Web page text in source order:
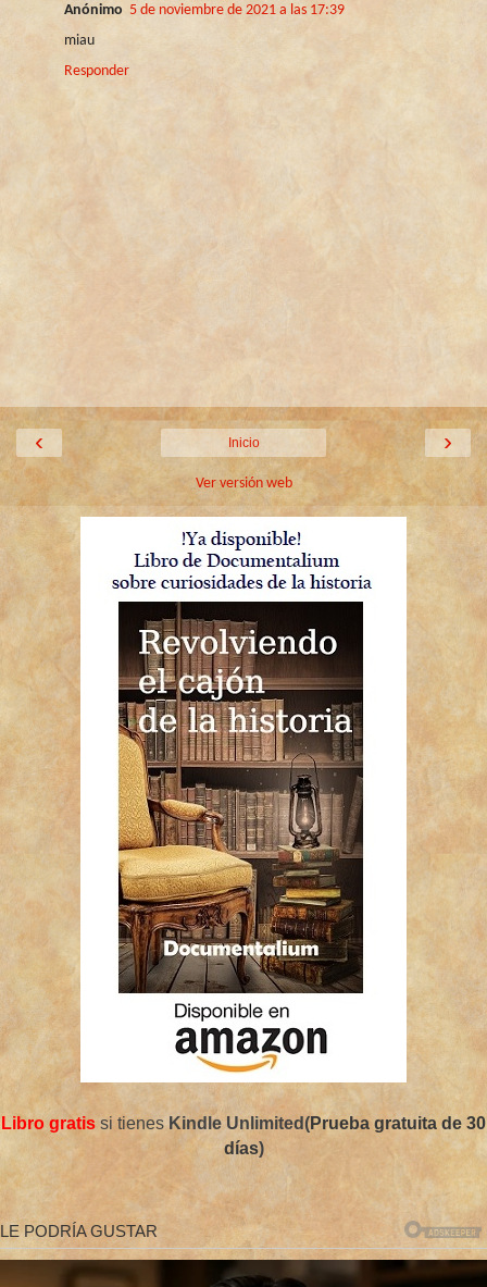
Anónimo 5 de noviembre de 2021 a las 17:39
miau
Responder
‹ ›
Inicio
Ver versión web
Libro gratis si tienes Kindle Unlimited(Prueba gratuita de 30
días)